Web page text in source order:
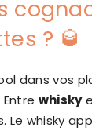
? 🥃
dans vos
whisky
Le whisky